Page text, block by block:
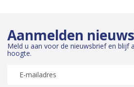
Aanmelden
Meld u aan voor de nieuwsbrief en blijf
hoogte.